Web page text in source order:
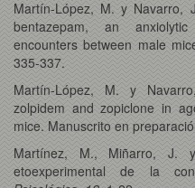
Martín-López, M. y Navarro,
bentazepam, an
encounters between male
335-337.
Martín-López, M. y
zolpidem and zopiclone in
mice. Manuscrito en
Martínez, M., Miñarro, J.
etoexperimental de la